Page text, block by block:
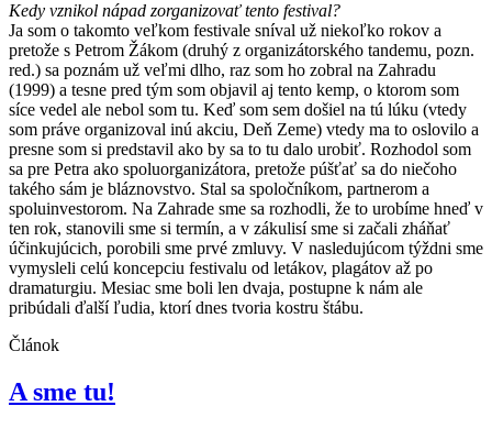
Kedy vznikol nápad zorganizovať tento festival?
Ja som o takomto veľkom festivale sníval už niekoľko rokov a
pretože s Petrom Žákom (druhý z organizátorského tandemu, pozn.
red.) sa poznám už veľmi dlho, raz som ho zobral na Zahradu
(1999) a tesne pred tým som objavil aj tento kemp, o ktorom som
síce vedel ale nebol som tu. Keď som sem došiel na tú lúku (vtedy
som práve organizoval inú akciu, Deň Zeme) vtedy ma to oslovilo a
presne som si predstavil ako by sa to tu dalo urobiť. Rozhodol som
sa pre Petra ako spoluorganizátora, pretože púšťať sa do niečoho
takého sám je bláznovstvo. Stal sa spoločníkom, partnerom a
spoluinvestorom. Na Zahrade sme sa rozhodli, že to urobíme hneď v
ten rok, stanovili sme si termín, a v zákulisí sme si začali zháňať
účinkujúcich, porobili sme prvé zmluvy. V nasledujúcom týždni sme
vymysleli celú koncepciu festivalu od letákov, plagátov až po
dramaturgiu. Mesiac sme boli len dvaja, postupne k nám ale
pribúdali ďalší ľudia, ktorí dnes tvoria kostru štábu.
Článok
A sme tu!